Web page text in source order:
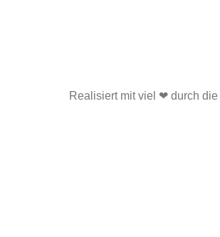
Realisiert mit viel ❤ durch die